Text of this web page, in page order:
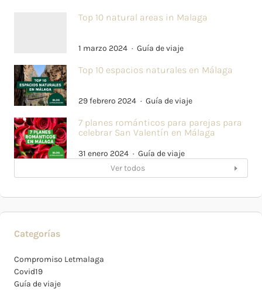
Top 10 natural areas in Malaga
1 marzo 2024 Guía de viaje
Top 10 espacios naturales en Málaga
29 febrero 2024 Guía de viaje
7 planes románticos para parejas para
celebrar San Valentín en Málaga
31 enero 2024
Guía de viaje
Ver todos
Categorías
Compromiso Letmalaga
Covid19
Guía de viaje